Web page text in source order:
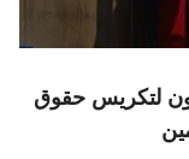
لتكريس حقوق